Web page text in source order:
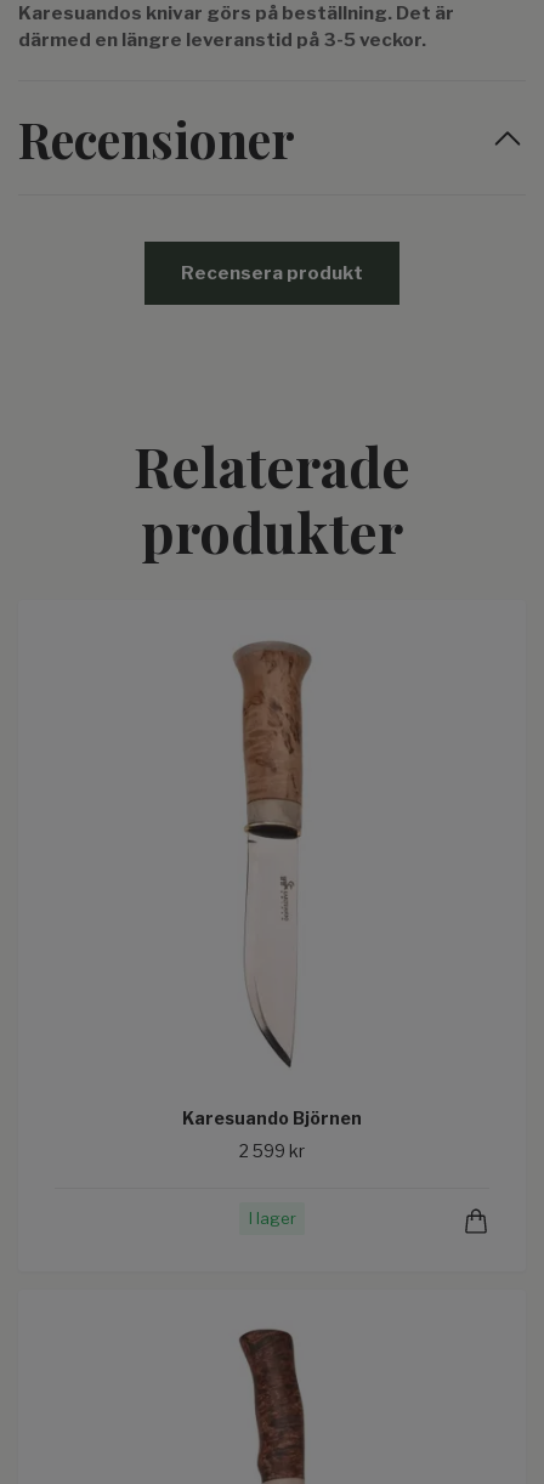
Karesuandos knivar görs på beställning. Det är
därmed en längre leveranstid på 3-5 veckor.
Recensioner
Recensera produkt
Relaterade
produkter
Karesuando Björnen
2 599 kr
I lager